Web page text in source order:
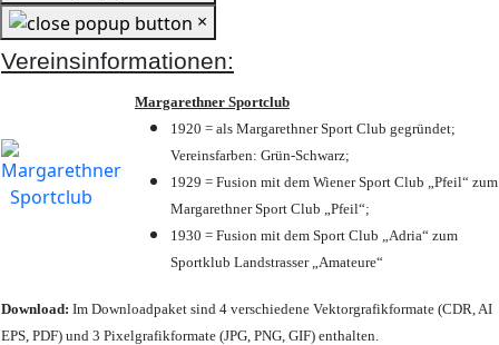
×
Vereinsinformationen:
Margarethner Sportclub
1920 = als Margarethner Sport Club gegründet;
Vereinsfarben: Grün-Schwarz;
1929 = Fusion mit dem Wiener Sport Club „Pfeil“ zum
Margarethner Sport Club „Pfeil“;
1930 = Fusion mit dem Sport Club „Adria“ zum
Sportklub Landstrasser „Amateure“
Download: Im Downloadpaket sind 4 verschiedene Vektorgrafikformate (CDR, AI
EPS, PDF) und 3 Pixelgrafikformate (JPG, PNG, GIF) enthalten.